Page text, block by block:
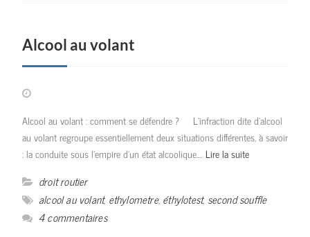
Alcool au volant
Alcool au volant : comment se défendre ? L’infraction dite d’alcool
au volant regroupe essentiellement deux situations différentes, à savoir
: la conduite sous l’empire d’un état alcoolique.… Lire la suite
droit routier
alcool au volant, ethylometre, éthylotest, second souffle
4 commentaires